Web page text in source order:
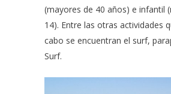
(mayores de 40 años) e infantil
14).​ Entre las otras actividades
cabo se encuentran el surf,
Surf.